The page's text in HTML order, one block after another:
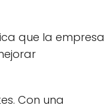
que la empresa
Con una